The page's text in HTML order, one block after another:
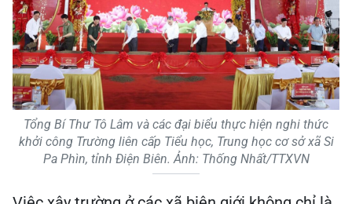
Tổng Bí Thư Tô Lâm và các đại biểu thực hiện nghi thức
khởi công Trường liên cấp Tiểu học, Trung học cơ sở xã Si
Pa Phìn, tỉnh Điện Biên. Ảnh: Thống Nhất/TTXVN